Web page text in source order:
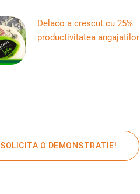
Delaco a crescut cu 25%
productivitatea angajatilor
SOLICITA O DEMONSTRATIE!